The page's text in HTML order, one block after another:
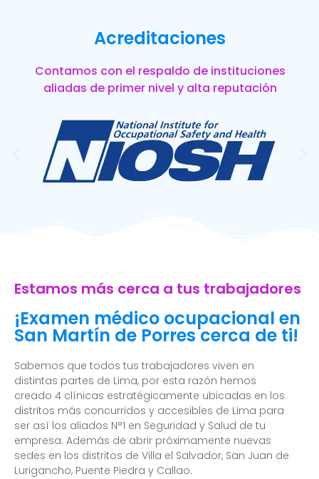
Acreditaciones
Contamos con el respaldo de instituciones
aliadas de primer nivel y alta reputación
Estamos más cerca a tus trabajadores
¡Examen médico ocupacional en
San Martín de Porres cerca de ti!
Sabemos que todos tus trabajadores viven en
distintas partes de Lima, por esta razón hemos
creado 4 clínicas estratégicamente ubicadas en los
distritos más concurridos y accesibles de Lima para
ser así los aliados N°1 en Seguridad y Salud de tu
empresa. Además de abrir próximamente nuevas
sedes en los distritos de Villa el Salvador, San Juan de
Lurigancho, Puente Piedra y Callao.